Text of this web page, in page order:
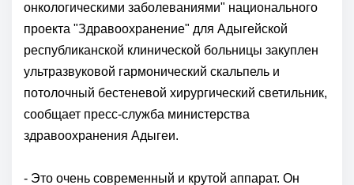
онкологическими заболеваниями" национального
проекта "Здравоохранение" для Адыгейской
республиканской клинической больницы закуплен
ультразвуковой гармонический скальпель и
потолочный бестеневой хирургический светильник,
сообщает пресс-служба министерства
здравоохранения Адыгеи.
- Это очень современный и крутой аппарат. Он